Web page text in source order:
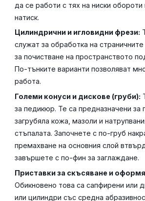
да се работи с тях на ниски
натиск.
Цилиндрични и игловидни фрези:
служат за обработка на
за почистване на пространството
По-тънките варианти позволяват
работа.
Големи конуси и дискове (груби):
за педикюр. Те са предназначени за
загрубяла кожа, мазоли и
стъпалата. Започнете с по-груб
премахване на основния слой
завършете с по-фин за заглаждане.
Приставки за скъсяване и
Обикновено това са сапфирени или
или цилиндри със средна